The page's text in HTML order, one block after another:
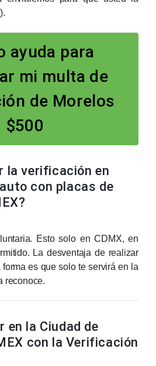
ayuda para
mi multa de
de Morelos
$500
la verificación en
con placas de
Esto solo en CDMX, en
La desventaja de realizar
forma es que solo te servirá en la
reconoce.
en la Ciudad de
con la Verificación